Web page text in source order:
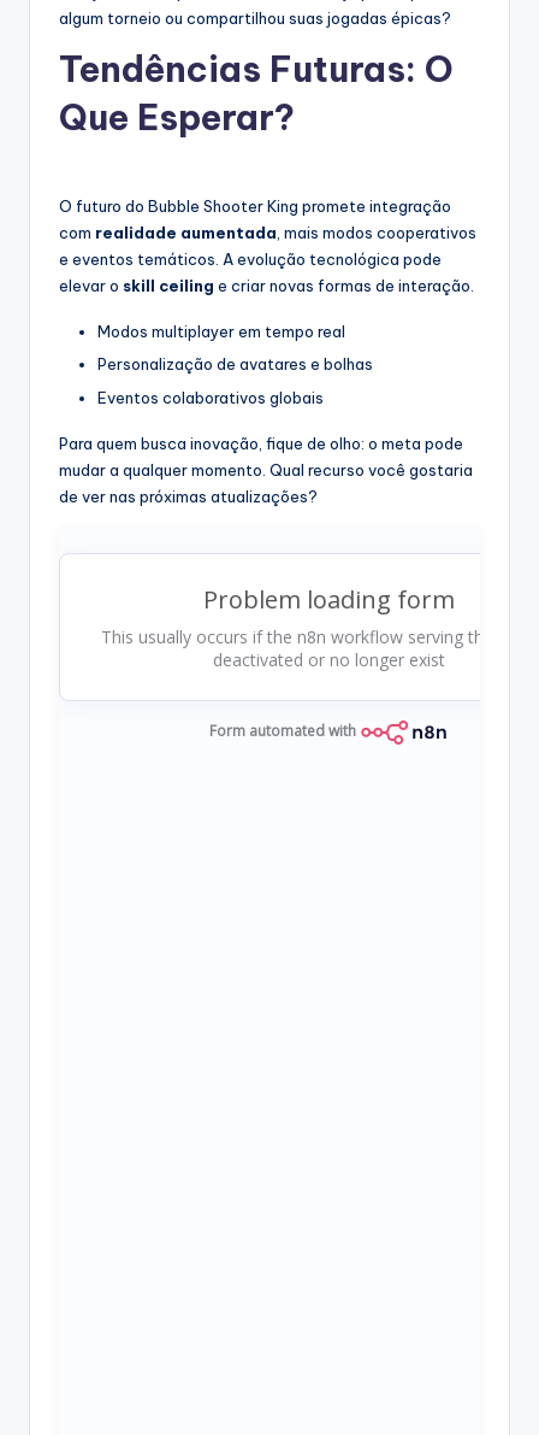
algum torneio ou compartilhou suas jogadas épicas?
Tendências Futuras: O
Que Esperar?
O futuro do Bubble Shooter King promete integração
com realidade aumentada, mais modos cooperativos
e eventos temáticos. A evolução tecnológica pode
elevar o skill ceiling e criar novas formas de interação.
Modos multiplayer em tempo real
Personalização de avatares e bolhas
Eventos colaborativos globais
Para quem busca inovação, fique de olho: o meta pode
mudar a qualquer momento. Qual recurso você gostaria
de ver nas próximas atualizações?